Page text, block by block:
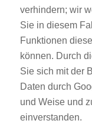
verhindern; wir
Sie in diesem
Funktionen
können. Durch
Sie sich mit der
Daten durch
und Weise und
einverstanden.